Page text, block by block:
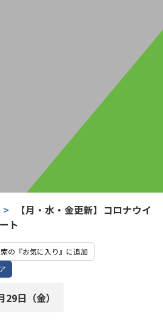
>
【月・水・金更新】コロナウイ
ト
の『お気に入り』に追加
日（金）